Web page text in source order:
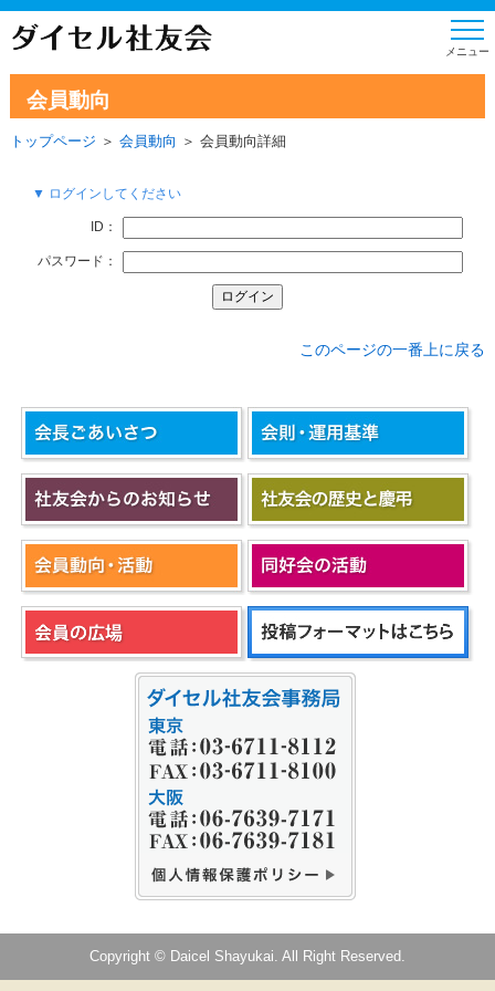
会員動向
トップページ ＞ 会員動向 ＞ 会員動向詳細
▼ ログインしてください
ID：
パスワード：
このページの一番上に戻る
Copyright © Daicel Shayukai. All Right Reserved.